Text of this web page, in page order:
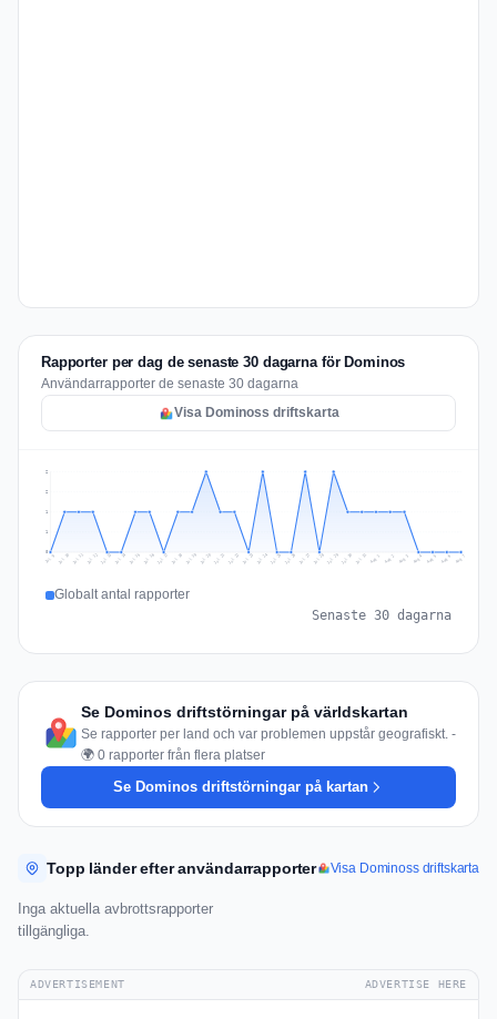
Rapporter per dag de senaste 30 dagarna för Dominos
Användarrapporter de senaste 30 dagarna
Visa Dominoss driftskarta
1
1
2
2
Jul 9 Jul 10 Jul 11 Jul 12 Jul 13 Jul 14 Jul 15 Jul 16 Jul 17 Jul 18 Jul 19 Jul 20 Jul 21 Jul 22 Jul 23 Jul 24 Jul 25 Jul 26 Jul 27 Jul 28 Jul 29 Jul 30 Jul 31 Aug 1 Aug 2 Aug 3 Aug 4 Aug 5 Aug 6 Aug 7
Globalt antal rapporter
Senaste 30 dagarna
Se Dominos driftstörningar på världskartan
Se rapporter per land och var problemen uppstår geografiskt. -
🌍 0 rapporter från flera platser
Se Dominos driftstörningar på kartan
Topp länder efter användarrapporter Visa Dominoss driftskarta
Inga aktuella avbrottsrapporter
tillgängliga.
ADVERTISEMENT ADVERTISE HERE